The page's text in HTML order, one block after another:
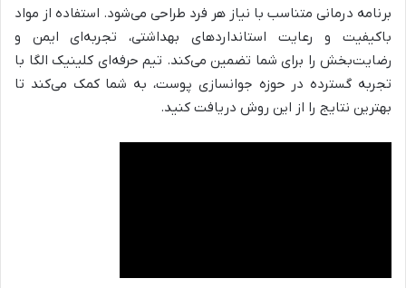
برنامه درمانی متناسب با نیاز هر فرد طراحی می‌شود. استفاده از مواد
باکیفیت و رعایت استانداردهای بهداشتی، تجربه‌ای ایمن و
رضایت‌بخش را برای شما تضمین می‌کند. تیم حرفه‌ای کلینیک الگا با
تجربه گسترده در حوزه جوانسازی پوست، به شما کمک می‌کند تا
بهترین نتایج را از این روش دریافت کنید.